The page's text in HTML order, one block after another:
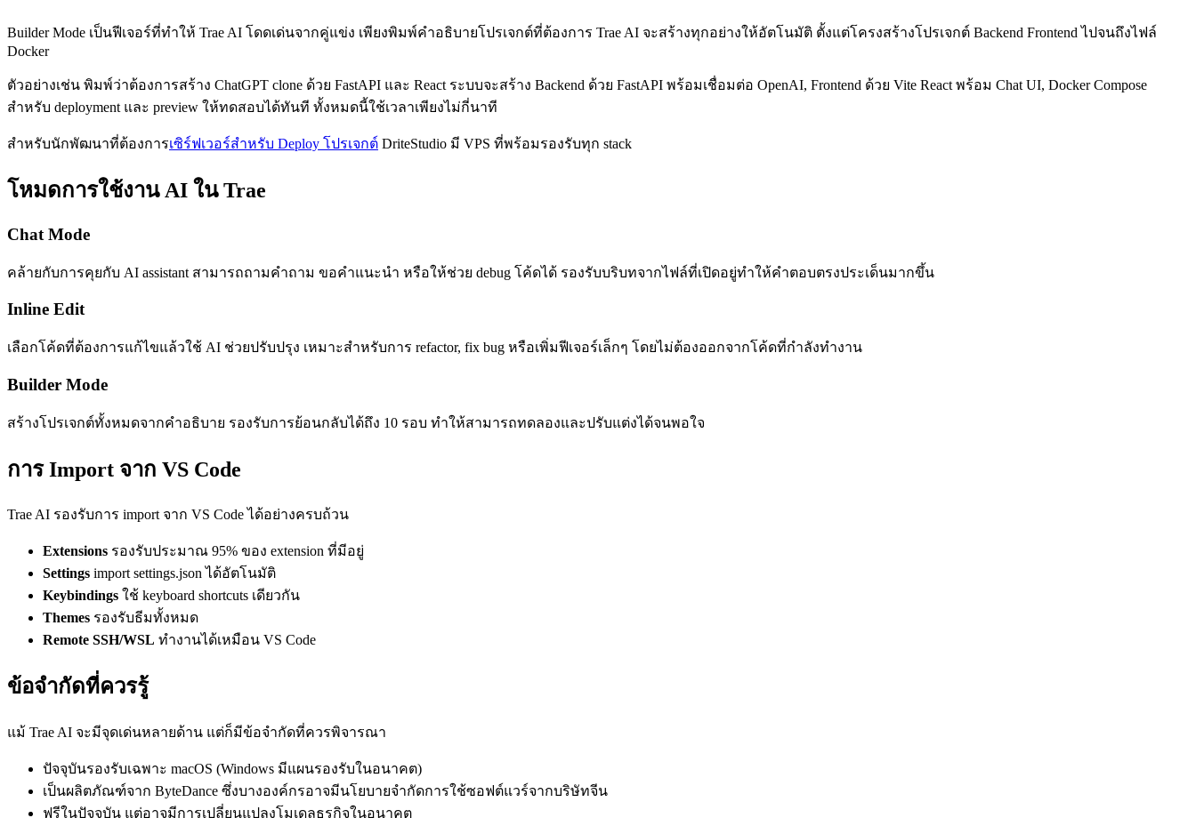
Builder Mode เป็นฟีเจอร์ที่ทำให้ Trae AI โดดเด่นจากคู่แข่ง เพียงพิมพ์คำอธิบายโปรเจกต์ที่ต้องการ Trae AI จะสร้างทุกอย่างให้อัตโนมัติ ตั้งแต่โครงสร้างโปรเจกต์ Backend Frontend ไปจนถึงไฟล์
Docker
ตัวอย่างเช่น พิมพ์ว่าต้องการสร้าง ChatGPT clone ด้วย FastAPI และ React ระบบจะสร้าง Backend ด้วย FastAPI พร้อมเชื่อมต่อ OpenAI, Frontend ด้วย Vite React พร้อม Chat UI, Docker Compose
สำหรับ deployment และ preview ให้ทดสอบได้ทันที ทั้งหมดนี้ใช้เวลาเพียงไม่กี่นาที
สำหรับนักพัฒนาที่ต้องการเซิร์ฟเวอร์สำหรับ Deploy โปรเจกต์ DriteStudio มี VPS ที่พร้อมรองรับทุก stack
โหมดการใช้งาน AI ใน Trae
Chat Mode
คล้ายกับการคุยกับ AI assistant สามารถถามคำถาม ขอคำแนะนำ หรือให้ช่วย debug โค้ดได้ รองรับบริบทจากไฟล์ที่เปิดอยู่ทำให้คำตอบตรงประเด็นมากขึ้น
Inline Edit
เลือกโค้ดที่ต้องการแก้ไขแล้วใช้ AI ช่วยปรับปรุง เหมาะสำหรับการ refactor, fix bug หรือเพิ่มฟีเจอร์เล็กๆ โดยไม่ต้องออกจากโค้ดที่กำลังทำงาน
Builder Mode
สร้างโปรเจกต์ทั้งหมดจากคำอธิบาย รองรับการย้อนกลับได้ถึง 10 รอบ ทำให้สามารถทดลองและปรับแต่งได้จนพอใจ
การ Import จาก VS Code
Trae AI รองรับการ import จาก VS Code ได้อย่างครบถ้วน
Extensions รองรับประมาณ 95% ของ extension ที่มีอยู่
Settings import settings.json ได้อัตโนมัติ
Keybindings ใช้ keyboard shortcuts เดียวกัน
Themes รองรับธีมทั้งหมด
Remote SSH/WSL ทำงานได้เหมือน VS Code
ข้อจำกัดที่ควรรู้
แม้ Trae AI จะมีจุดเด่นหลายด้าน แต่ก็มีข้อจำกัดที่ควรพิจารณา
ปัจจุบันรองรับเฉพาะ macOS (Windows มีแผนรองรับในอนาคต)
เป็นผลิตภัณฑ์จาก ByteDance ซึ่งบางองค์กรอาจมีนโยบายจำกัดการใช้ซอฟต์แวร์จากบริษัทจีน
ฟรีในปัจจุบัน แต่อาจมีการเปลี่ยนแปลงโมเดลธุรกิจในอนาคต